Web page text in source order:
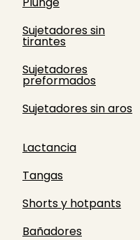
Sujetadores sin
tirantes
Sujetadores
preformados
Sujetadores sin aros
Lactancia
Tangas
Shorts y hotpants
Bañadores